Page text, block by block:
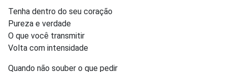
Tenha dentro do seu coração
Pureza e verdade
O que você transmitir
Volta com intensidade
Quando não souber o que pedir